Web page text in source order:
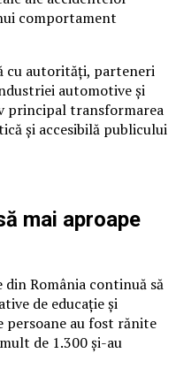
comportament
cu autorități, parteneri
automotive și
principal transformarea
și accesibilă publicului
mai aproape
România continuă să
de educație și
persoane au fost rănite
de 1.300 și-au